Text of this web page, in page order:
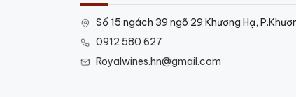
Số 15 ngách 39 ngõ 29 Khương Hạ,
0912 580 627
Royalwines.hn@gmail.com